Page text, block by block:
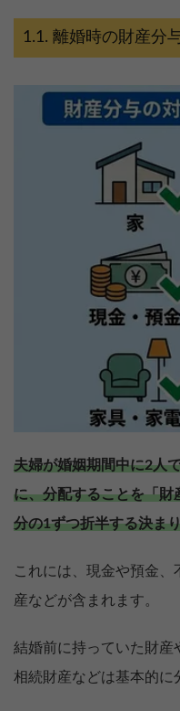
離婚時の財産分
夫婦が婚姻期間中に2人
に、分配することを「財
分の1ずつ折半する決ま
これには、現金や預金
産などが含まれます。
結婚前に持っていた財産
相続財産などは基本的に